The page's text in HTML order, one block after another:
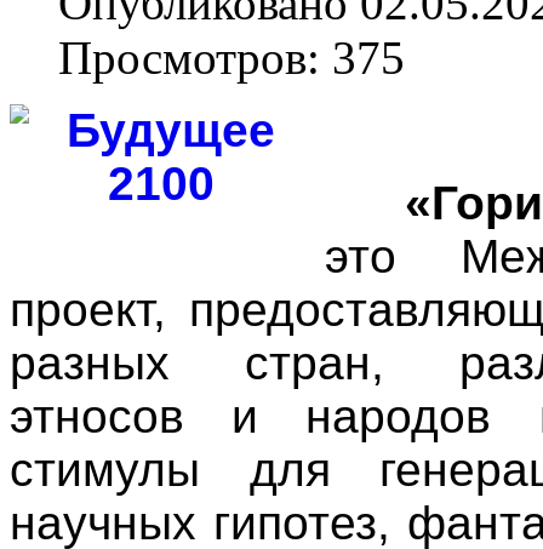
Просмотров: 375
это
проект,
разных стран,
этносов и народов
стимулы для
научных гипотез,